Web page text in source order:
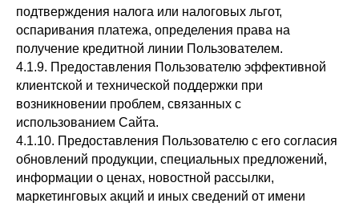
подтверждения налога или налоговых льгот,
оспаривания платежа, определения права на
получение кредитной линии Пользователем.
4.1.9. Предоставления Пользователю эффективной
клиентской и технической поддержки при
возникновении проблем, связанных с
использованием Сайта.
4.1.10. Предоставления Пользователю с его согласия
обновлений продукции, специальных предложений,
информации о ценах, новостной рассылки,
маркетинговых акций и иных сведений от имени